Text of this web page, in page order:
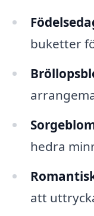
buketter
hedra
att